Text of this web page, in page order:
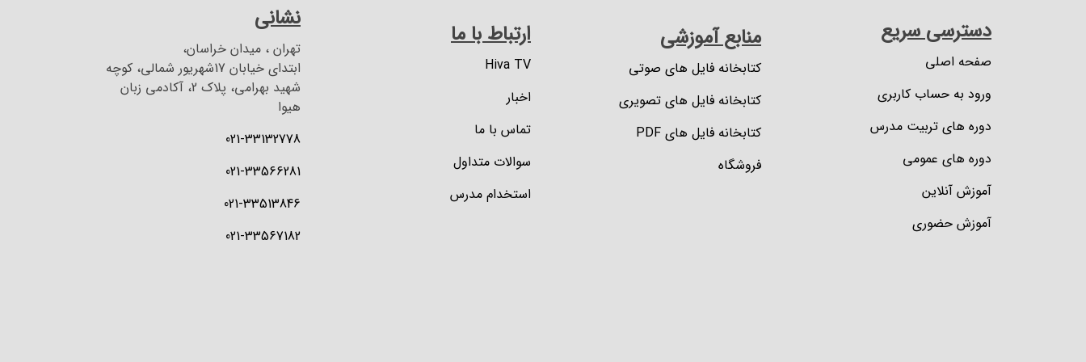
دسترسی سریع
صفحه اصلی
ورود به حساب کاربری
دوره های تربیت مدرس
دوره های عمومی
آموزش آنلاین
آموزش حضوری
منابع آموزشی
کتابخانه فایل های صوتی
کتابخانه فایل های تصویری
کتابخانه فایل های PDF
فروشگاه
ارتباط با ما
Hiva TV
اخبار
تماس با ما
سوالات متداول
استخدام مدرس
نشانی
تهران ، میدان خراسان،
ابتدای خیابان 17شهریور شمالی، کوچه
شهید بهرامی، پلاک 2، آکادمی زبان
هیوا
021-33132778
021-33566281
021-33513846
021-33567182